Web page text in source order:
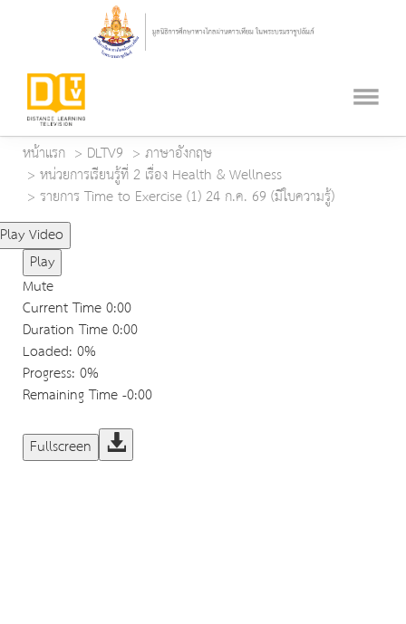
หน้าแรก DLTV9
ภาษาอังกฤษ
หน่วยการเรียนรู้ที่ 2 เรื่อง Health & Wellness
รายการ Time to Exercise (1) 24 ก.ค. 69 (มีใบความรู้)
Play Video
Play
Mute
Current Time0:00
Duration Time0:00
Loaded: 0%
Progress: 0%
Remaining Time-0:00
Fullscreen